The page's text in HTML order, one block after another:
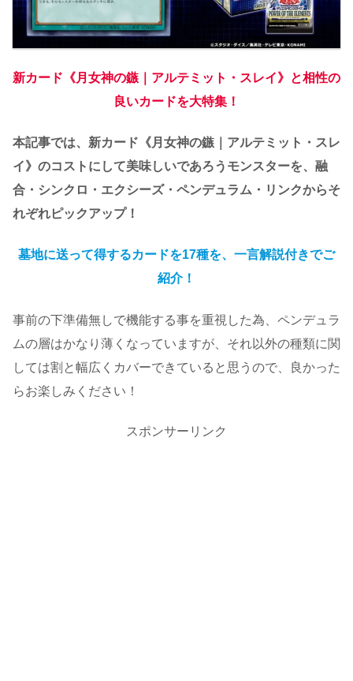
新カード《月女神の鏃｜アルテミット・スレイ》と相性の
良いカードを大特集！
本記事では、新カード《月女神の鏃｜アルテミット・スレ
イ》のコストにして美味しいであろうモンスターを、融
合・シンクロ・エクシーズ・ペンデュラム・リンクからそ
れぞれピックアップ！
墓地に送って得するカードを17種を、一言解説付きでご
紹介！
事前の下準備無しで機能する事を重視した為、ペンデュラ
ムの層はかなり薄くなっていますが、それ以外の種類に関
しては割と幅広くカバーできていると思うので、良かった
らお楽しみください！
スポンサーリンク